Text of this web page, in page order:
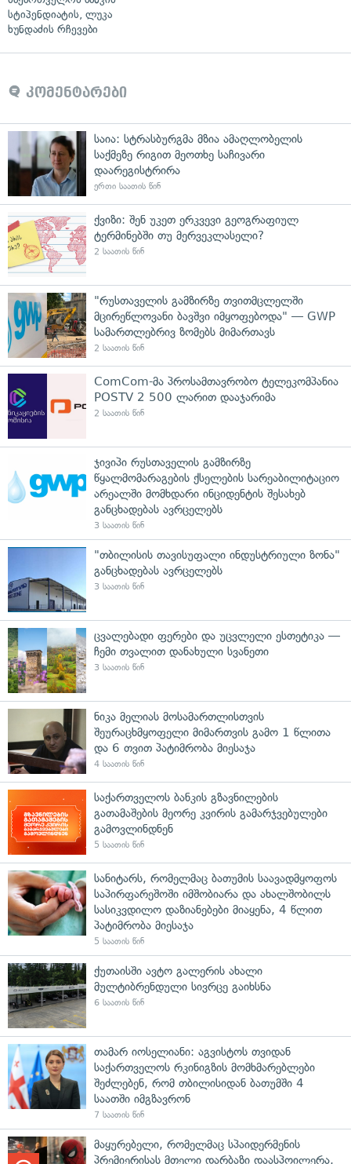
სტიპენდიატის, ლუკა
ხუნდაძის რჩევები
კომენტარები
საია: სტრასბურგმა მზია ამაღლობელის
საქმეზე რიგით მეოთხე საჩივარი
დაარეგისტრირა
ერთი საათის წინ
ქვიზი: შენ უკეთ ერკვევი გეოგრაფიულ
ტერმინებში თუ მერვეკლასელი?
2 საათის წინ
"რუსთაველის გამზირზე თვითმცლელში
მცირეწლოვანი ბავშვი იმყოფებოდა" — GWP
სამართლებრივ ზომებს მიმართავს
2 საათის წინ
ComCom-მა პროსამთავრობო ტელეკომპანია
POSTV 2 500 ლარით დააჯარიმა
2 საათის წინ
ჯივიპი რუსთაველის გამზირზე
წყალმომარაგების ქსელების სარეაბილიტაციო
არეალში მომხდარი ინციდენტის შესახებ
განცხადებას ავრცელებს
3 საათის წინ
"თბილისის თავისუფალი ინდუსტრიული ზონა"
განცხადებას ავრცელებს
3 საათის წინ
ცვალებადი ფერები და უცვლელი ესთეტიკა —
ჩემი თვალით დანახული სვანეთი
3 საათის წინ
ნიკა მელიას მოსამართლისთვის
შეურაცხმყოფელი მიმართვის გამო 1 წლითა
და 6 თვით პატიმრობა მიესაჯა
4 საათის წინ
საქართველოს ბანკის გზავნილების
გათამაშების მეორე კვირის გამარჯვებულები
გამოვლინდნენ
5 საათის წინ
სანიტარს, რომელმაც ბათუმის საავადმყოფოს
საპირფარეშოში იმშობიარა და ახალშობილს
სასიკვდილო დაზიანებები მიაყენა, 4 წლით
პატიმრობა მიესაჯა
5 საათის წინ
ქუთაისში ავტო გალერის ახალი
მულტიბრენდული სივრცე გაიხსნა
6 საათის წინ
თამარ იოსელიანი: აგვისტოს თვიდან
საქართველოს რკინიგზის მომხმარებლები
შეძლებენ, რომ თბილისიდან ბათუმში 4
საათში იმგზავრონ
7 საათის წინ
მაყურებელი, რომელმაც სპაიდერმენის
პრემიერისას მთელი დარბაზი დაასპოილერა,